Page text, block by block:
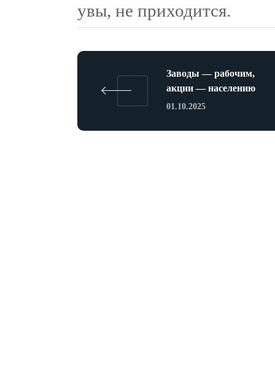
увы, не приходится.
Заводы — рабочим,
акции — населению
01.10.2025